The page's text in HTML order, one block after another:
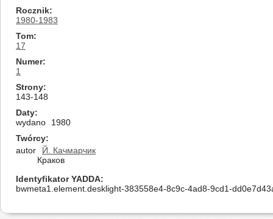
Rocznik
1980-1983
Tom
17
Numer
1
Strony
143-148
Daty
wydano
1980
Twórcy
autor
Й. Качмарчик
Краков
Identyfikator YADDA
bwmeta1.element.desklight-383558e4-8c9c-4ad8-9cd1-